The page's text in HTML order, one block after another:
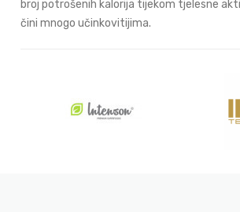
broj potrošenih kalorija tijekom tjelesne
čini mnogo učinkovitijima.